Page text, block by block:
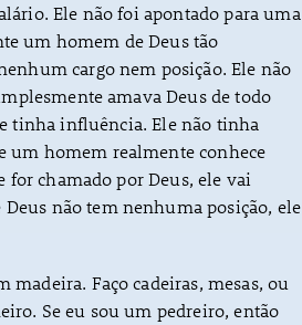
Ele não foi apontado para uma
um homem de Deus tão
cargo nem posição. Ele não
amava Deus de todo
tinha influência. Ele não tinha
um homem realmente conhece
for chamado por Deus, ele vai
não tem nenhuma posição, ele
Faço cadeiras, mesas, ou
Se eu sou um pedreiro, então